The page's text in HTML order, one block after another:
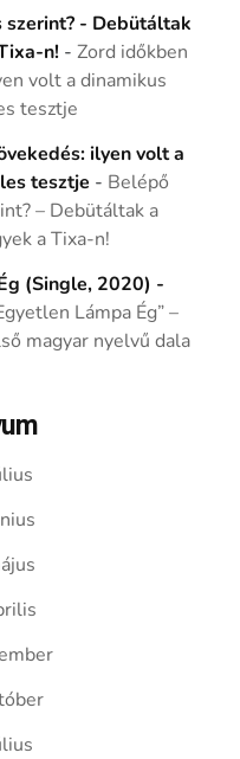
szerint? - Debütáltak
n! -Zord időkben
volt a dinamikus
tesztje
ilyen volt a
tesztje - Belépő
– Debütáltak a
a Tixa-n!
(Single, 2020) -
Lámpa Ég” –
magyar nyelvű dala